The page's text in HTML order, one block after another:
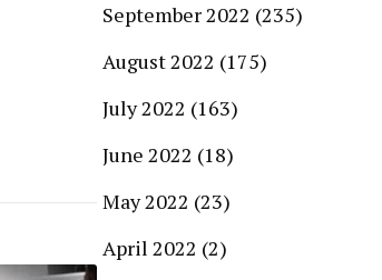
September 2022 (235)
August 2022 (175)
July 2022 (163)
June 2022 (18)
May 2022 (23)
April 2022 (2)